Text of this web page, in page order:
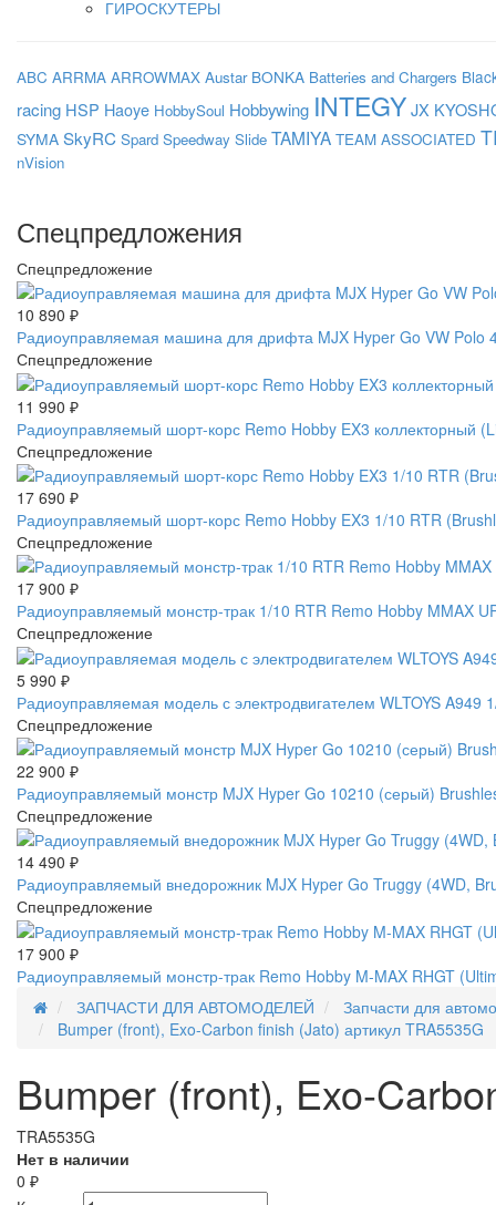
ГИРОСКУТЕРЫ
ABC ARRMA ARROWMAX Austar BONKA Batteries and Chargers
racing HSP Haoye HobbySoul Hobbywing INTEGYJX
SYMA SkyRC Spard Speedway Slide TAMIYA TEAM ASSOCIATED
nVision
Спецпредложения
Спецпредложение
10 890 ₽
Радиоуправляемая машина для дрифта MJX Hyper Go VW Polo
Спецпредложение
11 990 ₽
Радиоуправляемый шорт-корс Remo Hobby EX3 коллекторный
Спецпредложение
17 690 ₽
Радиоуправляемый шорт-корс Remo Hobby EX3 1/10 RTR
Спецпредложение
17 900 ₽
Радиоуправляемый монстр-трак 1/10 RTR Remo Hobby MMAX
Спецпредложение
5 990 ₽
Радиоуправляемая модель с электродвигателем WLTOYS A949
Спецпредложение
22 900 ₽
Радиоуправляемый монстр MJX Hyper Go 10210 (серый)
Спецпредложение
14 490 ₽
Радиоуправляемый внедорожник MJX Hyper Go Truggy (4WD,
Спецпредложение
17 900 ₽
Радиоуправляемый монстр-трак Remo Hobby M-MAX RHGT
ЗАПЧАСТИ ДЛЯ АВТОМОДЕЛЕЙ
Запчасти для
Bumper (front), Exo-Carbon finish (Jato) артикул TRA5535G
Bumper (front), Exo-
TRA5535G
Нет в наличии
0 ₽